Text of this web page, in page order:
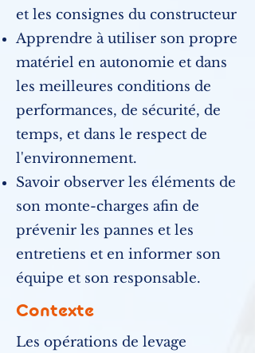
et les consignes du constructeur
Apprendre à utiliser son propre
matériel en autonomie et dans
les meilleures conditions de
performances, de sécurité, de
temps, et dans le respect de
l'environnement.
Savoir observer les éléments de
son monte-charges afin de
prévenir les pannes et les
entretiens et en informer son
équipe et son responsable.
Contexte
Les opérations de levage